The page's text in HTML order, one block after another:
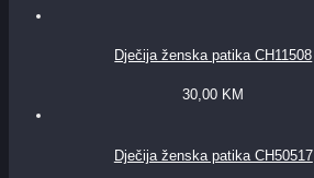
Dječija ženska patika CH11508
30,00 KM
Dječija ženska patika CH50517